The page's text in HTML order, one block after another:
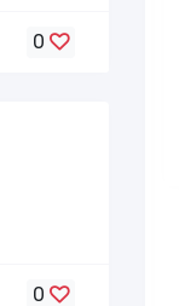
0
0